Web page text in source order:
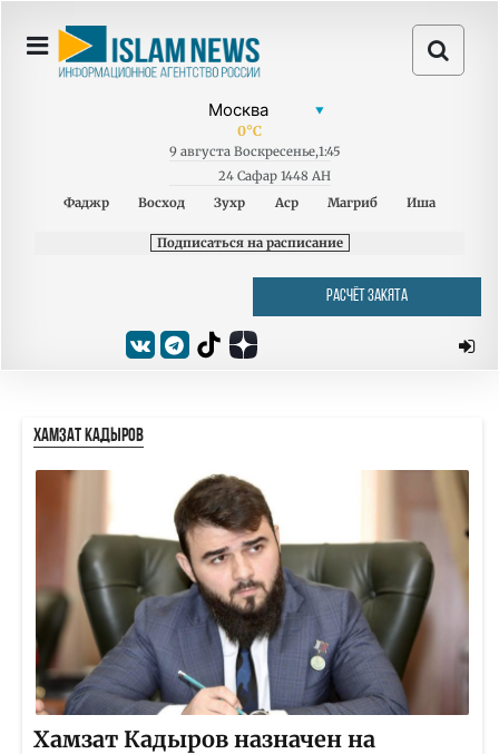
0°C
9 августа Воскресенье,1:45
24 Сафар 1448 AH
Фаджр
Восход Зухр Аср Магриб Иша
Подписаться на расписание
РАСЧЁТ ЗАКЯТА
ХАМЗАТ КАДЫРОВ
Хамзат Кадыров назначен на